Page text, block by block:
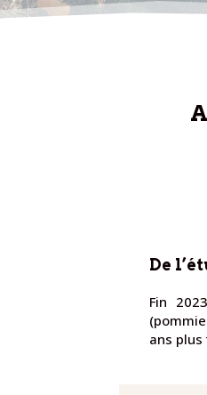
De
Fin
ans